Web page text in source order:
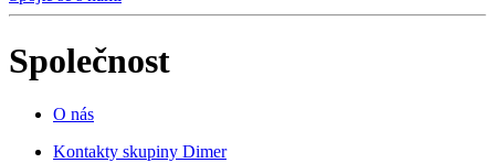
Společnost
O nás
Kontakty skupiny Dimer